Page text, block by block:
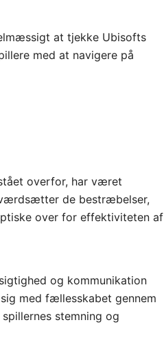
at tjekke Ubisofts
med at navigere på
overfor, har været
de bestræbelser,
over for effektiviteten af
og kommunikation
med fællesskabet gennem
stemning og